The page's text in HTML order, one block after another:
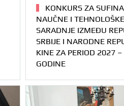
KONKURS ZA
NAUČNE I TEHNOLOŠKE
SARADNJE IZMEĐU
SRBIJE I NARODNE
KINE ZA PERIOD 2027
GODINE